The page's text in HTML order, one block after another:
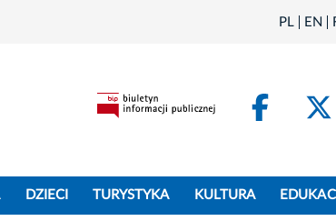
PL EN
DZIECI TURYSTYKA KULTURA